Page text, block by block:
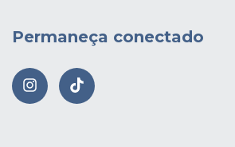
Permaneça conectado